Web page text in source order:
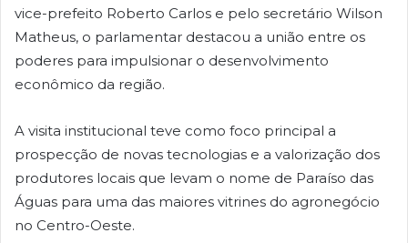
vice-prefeito Roberto Carlos e pelo secretário Wilson
Matheus, o parlamentar destacou a união entre os
poderes para impulsionar o desenvolvimento
econômico da região.
A visita institucional teve como foco principal a
prospecção de novas tecnologias e a valorização dos
produtores locais que levam o nome de Paraíso das
Águas para uma das maiores vitrines do agronegócio
no Centro-Oeste.